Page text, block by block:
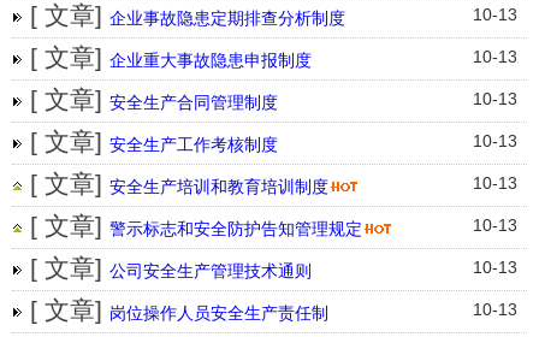
10-13
[ 文章] 企业事故隐患定期排查分析制度
10-13
[ 文章] 企业重大事故隐患申报制度
10-13
[ 文章] 安全生产合同管理制度
10-13
[ 文章] 安全生产工作考核制度
10-13
[ 文章] 安全生产培训和教育培训制度
10-13
[ 文章] 警示标志和安全防护告知管理规定
10-13
[ 文章] 公司安全生产管理技术通则
10-13
[ 文章] 岗位操作人员安全生产责任制